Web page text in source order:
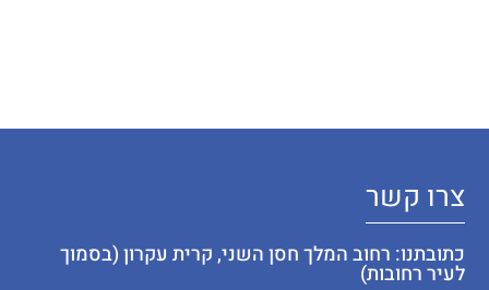
צרו קשר
כתובתנו: רחוב המלך חסן השני, קרית עקרון (בסמוך
לעיר רחובות)